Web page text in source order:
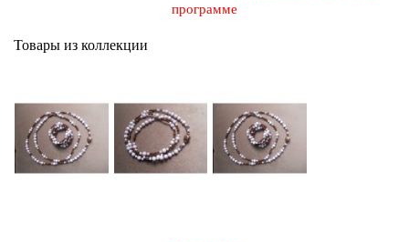
программе
Товары из коллекции